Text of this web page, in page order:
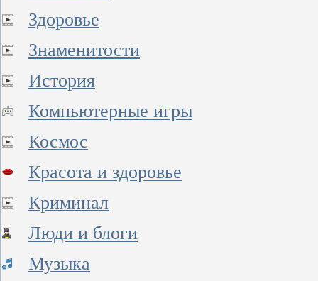
Здоровье
Знаменитости
История
Компьютерные игры
Космос
Красота и здоровье
Криминал
Люди и блоги
Музыка